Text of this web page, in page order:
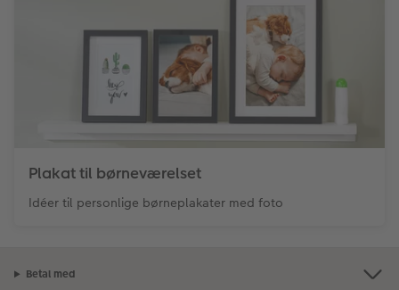
Plakat til børneværelset
Idéer til personlige børneplakater med foto
Betal med